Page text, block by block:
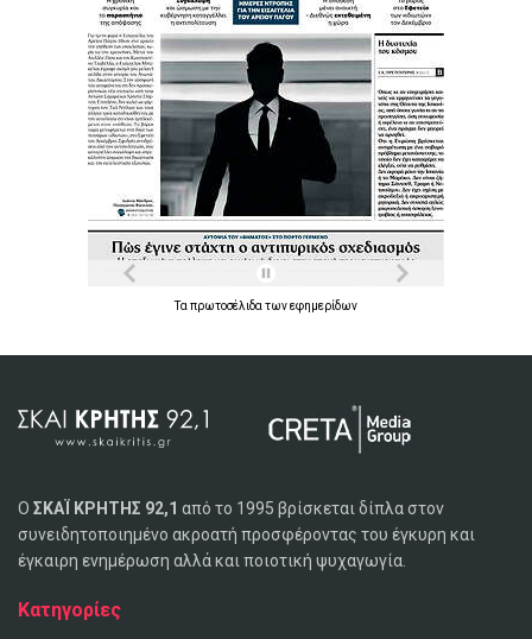
Τα πρωτοσέλιδα τωνεφημερίδων
Ο ΣΚΑΪ ΚΡΗΤΗΣ 92,1 από το 1995 βρίσκεται δίπλα στον
συνειδητοποιημένο ακροατή προσφέροντας του έγκυρη και
έγκαιρη ενημέρωση αλλά και ποιοτική ψυχαγωγία.
Κατηγορίες